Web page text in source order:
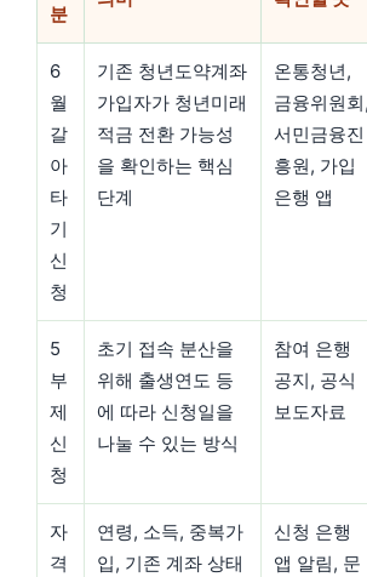
분
6
월
갈
아
타
기
신
청
기존 청년도약계좌
가입자가 청년미래
적금 전환 가능성
을 확인하는 핵심
단계
온통청년,
금융위원회,
서민금융진
흥원, 가입
은행 앱
5
부
제
신
청
초기 접속 분산을
위해 출생연도 등
에 따라 신청일을
나눌 수 있는 방식
참여 은행
공지, 공식
보도자료
자
격
연령, 소득, 중복가
입, 기존 계좌 상태
신청 은행
앱 알림, 문